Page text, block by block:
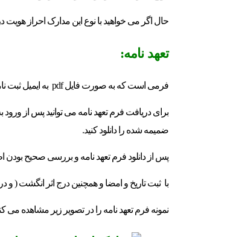
حال اگر می خواهید با نوع این مدارک احراز هویت
تعهد نامه:
فرمی است که به صورت فایل pdf به ایمیل ثبت نامی شما ارسال می شود و باید آن را دانلود کنید.
ضمیمه شده را دانلود کنید.
پس از دانلود فرم تعهد نامه و بررسی صحیح
با ثبت تاریخ و امضا و همچنین درج اثر انگشت (
نمونه فرم تعهد نامه را در تصویر زیر مشاهده می